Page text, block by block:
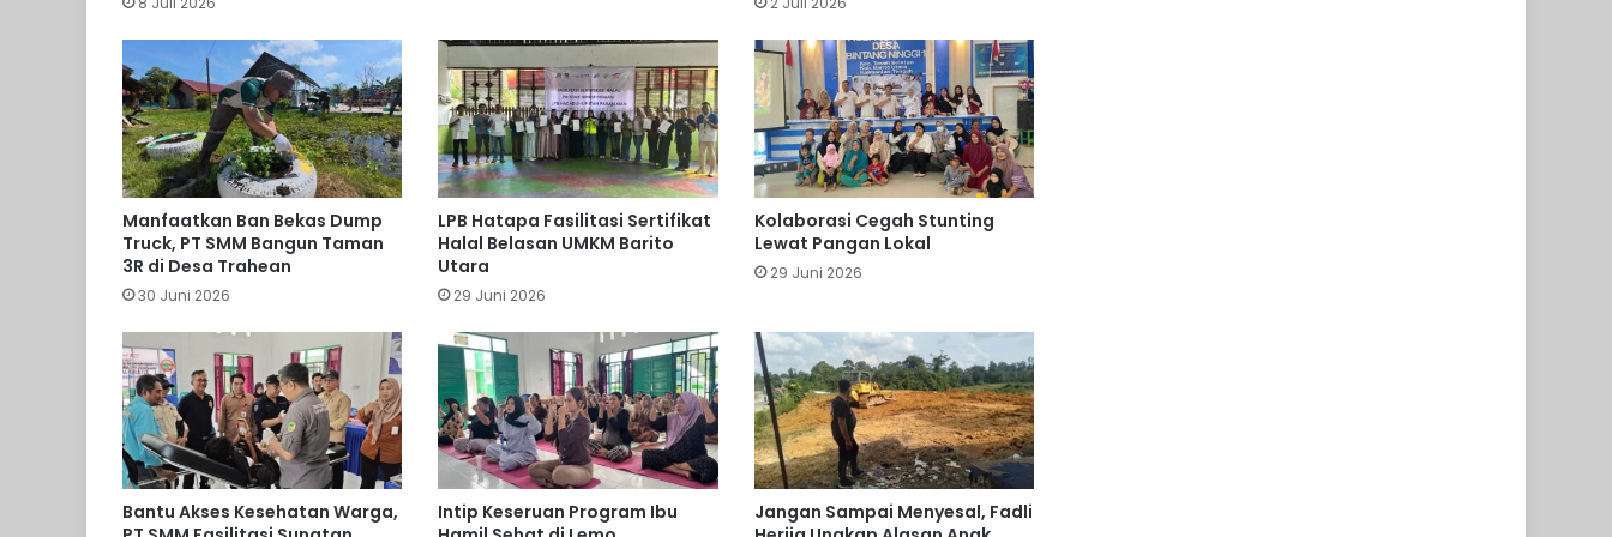
Tenggelam di Sungai Barito Lahei
Ditemukan Meninggal
Truk Tangki BBM Terbalik di Barito
Utara, Sopir Meninggal Tertindih Unit
BIS Group Latih Pemuda Barito Utara
Jadi Operator Handal
PT Pada Idi Gencarkan Penyuluhan
Pencegahan Karhutla
Desa Benangin II Ikuti Verifikasi
Faktual ProKlim, Didukung PT BEK &
Manfaatkan Ban Bekas Dump
Truck, PT SMM Bangun Taman
3R di Desa Trahean
30 Juni 2026
LPB Hatapa Fasilitasi Sertifikat
Halal Belasan UMKM Barito
Utara
29 Juni 2026
Kolaborasi Cegah Stunting
Lewat Pangan Lokal
29 Juni 2026
Bantu Akses Kesehatan Warga,
Intip Keseruan Program Ibu
Jangan Sampai Menyesal, Fadli